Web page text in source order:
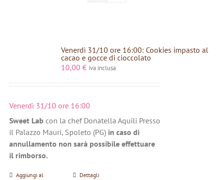
Venerdì 31/10 ore 16:00: Cookies impasto al
cacao e gocce di cioccolato
10,00 € iva inclusa
Venerdì 31/10 ore 16:00
Sweet Lab con la chef Donatella Aquili Presso
il Palazzo Mauri, Spoleto (PG) in caso di
annullamento non sarà possibile effettuare
il rimborso.
Aggiungi al
Dettagli